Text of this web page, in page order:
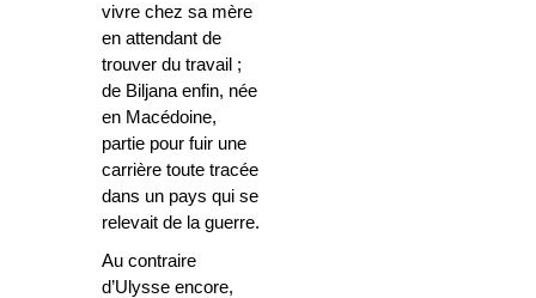
vivre chez sa mère
en attendant de
trouver du travail ;
de Biljana enfin, née
en Macédoine,
partie pour fuir une
carrière toute tracée
dans un pays qui se
relevait de la guerre.
Au contraire
d’Ulysse encore,